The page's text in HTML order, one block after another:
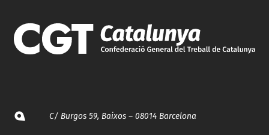
C/ Burgos 59, Baixos – 08014 Barcelona